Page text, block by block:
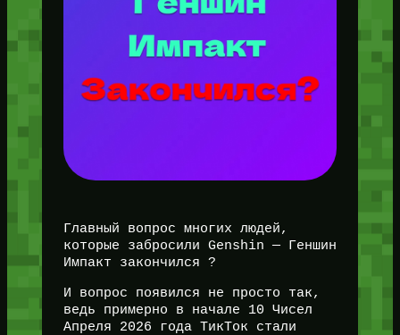
Главный вопрос многих людей,
которые забросили Genshin — Геншин
Импакт закончился ?
И вопрос появился не просто так,
ведь примерно в начале 10 Чисел
Апреля 2026 года ТикТок стали